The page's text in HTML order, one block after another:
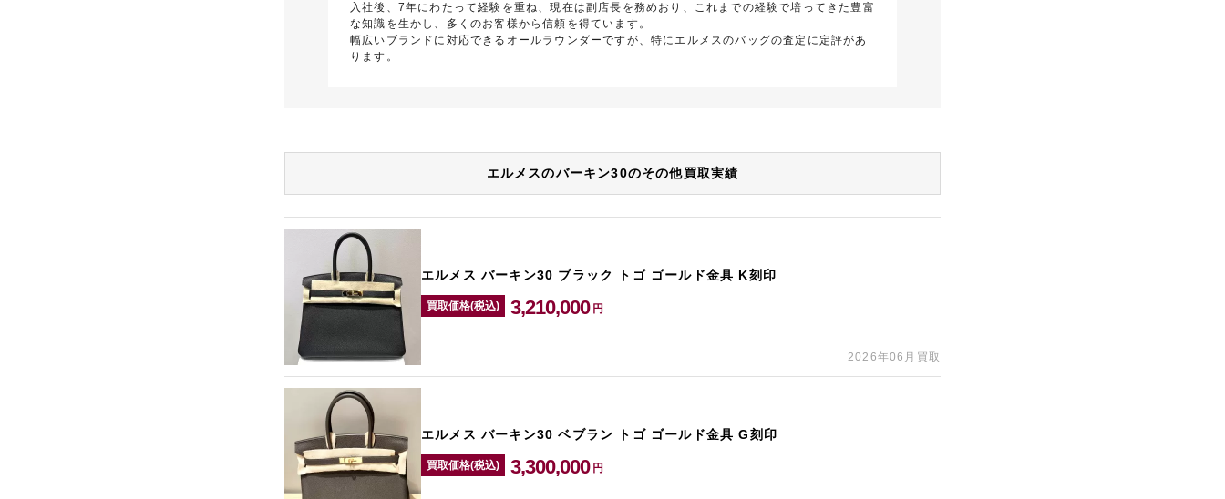
入社後、7年にわたって経験を重ね、現在は副店長を務めおり、これまでの経験で培ってきた豊富
な知識を生かし、多くのお客様から信頼を得ています。
幅広いブランドに対応できるオールラウンダーですが、特にエルメスのバッグの査定に定評があ
ります。
エルメスのバーキン30のその他買取実績
エルメス バーキン30 ブラック トゴ ゴールド金具 K刻印
買取価格(税込) 3,210,000 円
2026年06月買取
エルメス バーキン30 ベブラン トゴ ゴールド金具 G刻印
買取価格(税込) 3,300,000 円